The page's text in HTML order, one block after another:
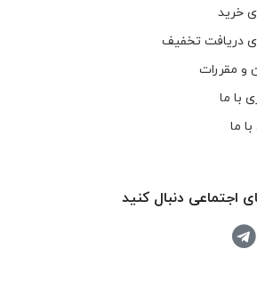
خرید
دریافت تخفیف
و مقررات
با ما
با ما
اجتماعی دنبال کنید